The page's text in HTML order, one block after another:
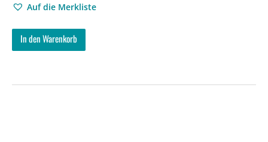
Auf die Merkliste
In den Warenkorb